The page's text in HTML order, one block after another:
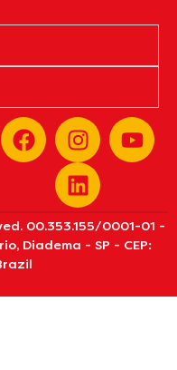
00.353.155/0001-01 -
Diadema - SP - CEP: